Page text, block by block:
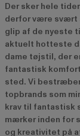
Der sker hele
derfor være svært
glip af de nyeste
aktuelt hotteste
dame tøjstil, der
fantastisk
sted. Vi
topbrands som
krav til fantastisk
mærker inden for
og kreativitet på